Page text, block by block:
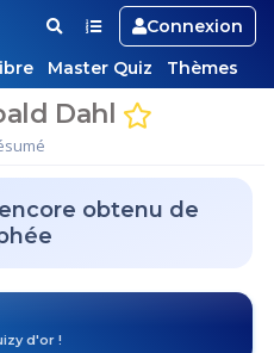
Connexion
Master Quiz Thèmes
Dahl
obtenu de
d'or !